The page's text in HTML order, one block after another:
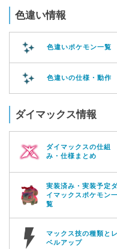
色違い情報
色違いポケモン一覧
色違いの仕様・動作
ダイマックス情報
ダイマックスの仕組
み・仕様まとめ
実装済み・実装予定
イマックスポケモン一
覧
マックス技の種類とレ
ベルアップ